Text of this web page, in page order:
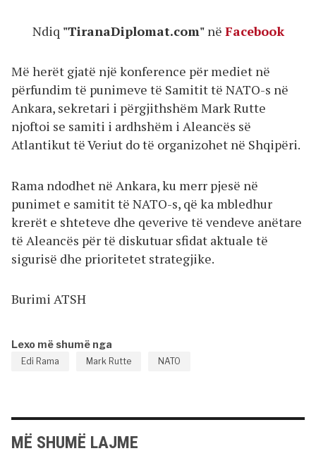
Ndiq "TiranaDiplomat.com" në Facebook
Më herët gjatë një konference për mediet në
përfundim të punimeve të Samitit të NATO-s në
Ankara, sekretari i përgjithshëm Mark Rutte
njoftoi se samiti i ardhshëm i Aleancës së
Atlantikut të Veriut do të organizohet në Shqipëri.
Rama ndodhet në Ankara, ku merr pjesë në
punimet e samitit të NATO-s, që ka mbledhur
krerët e shteteve dhe qeverive të vendeve anëtare
të Aleancës për të diskutuar sfidat aktuale të
sigurisë dhe prioritetet strategjike.
Burimi ATSH
Lexo më shumë nga
Edi Rama Mark Rutte NATO
MË SHUMË LAJME